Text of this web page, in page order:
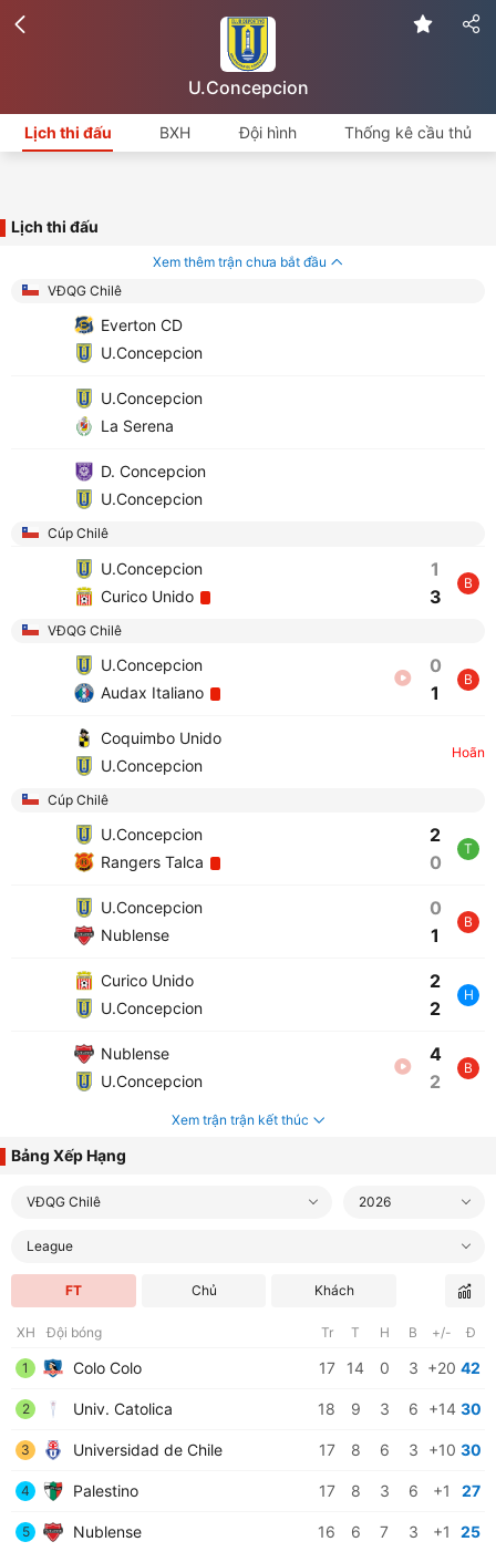
U.Concepcion
Lịch thi đấu BXH Đội hình Thống kê cầu thủ
Lịch thi đấu
Xem thêm trận chưa bắt đầu
VĐQG Chilê
Everton CD
U.Concepcion
U.Concepcion
La Serena
D. Concepcion
U.Concepcion
Cúp Chilê
U.Concepcion
Curico Unido
1
3
B
VĐQG Chilê
U.Concepcion
Audax Italiano
0
1
B
Coquimbo Unido
U.Concepcion
Hoãn
Cúp Chilê
U.Concepcion
Rangers Talca
2
0
T
U.Concepcion
Nublense
0
1
B
Curico Unido
U.Concepcion
2
2
H
Nublense
U.Concepcion
4
2
B
Xem trận trận kết thúc
Bảng Xếp Hạng
VĐQG Chilê 2026
League
FT Chủ Khách
XH Đội bóng Tr T H B +/- Đ
1 Colo Colo 17 14 0 3 +20 42
2 Univ. Catolica 18 9 3 6 +14 30
3 Universidad de Chile 17 8 6 3 +10 30
4 Palestino 17 8 3 6 +1 27
5 Nublense 16 6 7 3 +1 25